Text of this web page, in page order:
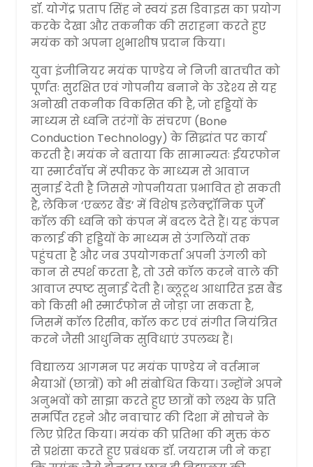
डॉ. योगेंद्र प्रताप सिंह ने स्वयं इस डिवाइस का प्रयोग
करके देखा और तकनीक की सराहना करते हुए
मयंक को अपना शुभाशीष प्रदान किया।
​युवा इंजीनियर मयंक पाण्डेय ने निजी बातचीत को
पूर्णतः सुरक्षित एवं गोपनीय बनाने के उद्देश्य से यह
अनोखी तकनीक विकसित की है, जो हड्डियों के
माध्यम से ध्वनि तरंगों के संचरण (Bone
Conduction Technology) के सिद्धांत पर कार्य
करती है। मयंक ने बताया कि सामान्यतः ईयरफोन
या स्मार्टवॉच में स्पीकर के माध्यम से आवाज
सुनाई देती है जिससे गोपनीयता प्रभावित हो सकती
है, लेकिन ‘एब्लर बैंड’ में विशेष इलेक्ट्रॉनिक पुर्जे
कॉल की ध्वनि को कंपन में बदल देते हैं। यह कंपन
कलाई की हड्डियों के माध्यम से उंगलियों तक
पहुंचता है और जब उपयोगकर्ता अपनी उंगली को
कान से स्पर्श करता है, तो उसे कॉल करने वाले की
आवाज स्पष्ट सुनाई देती है। ब्लूटूथ आधारित इस बैंड
को किसी भी स्मार्टफोन से जोड़ा जा सकता है,
जिसमें कॉल रिसीव, कॉल कट एवं संगीत नियंत्रित
करने जैसी आधुनिक सुविधाएं उपलब्ध हैं।
​विद्यालय आगमन पर मयंक पाण्डेय ने वर्तमान
भैयाओं (छात्रों) को भी संबोधित किया। उन्होंने अपने
अनुभवों को साझा करते हुए छात्रों को लक्ष्य के प्रति
समर्पित रहने और नवाचार की दिशा में सोचने के
लिए प्रेरित किया। मयंक की प्रतिभा की मुक्त कंठ
से प्रशंसा करते हुए प्रबंधक डॉ. जयराम जी ने कहा